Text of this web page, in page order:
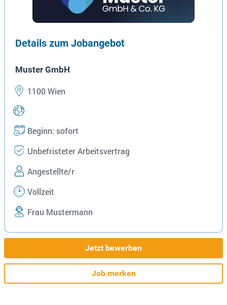
Details zum Jobangebot
Muster GmbH
1100 Wien
Beginn: sofort
Unbefristeter Arbeitsvertrag
Angestellte/r
Vollzeit
Frau Mustermann
Jetzt bewerben
Job merken